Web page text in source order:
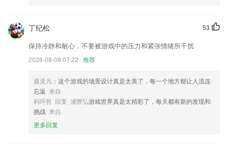
改。
53
丁纪松
保持冷静和耐心，不要被游戏中的压力和紧张情绪所干扰
2026-08-08 07:22 推荐
聂灵凡 ：这个游戏的场景设计真是太美了，每一个地方都让人流连
忘返 来自
利环哲 回复 浦骅弘游戏世界真是太精彩了，每天都有新的发现和
挑战 来自
更多回复